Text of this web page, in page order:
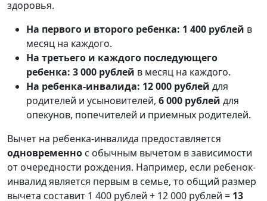
здоровья.
На первого и второго ребенка: 1 400 рублей в
месяц на каждого.
На третьего и каждого последующего
ребенка: 3 000 рублей в месяц на каждого.
На ребенка-инвалида: 12 000 рублей для
родителей и усыновителей, 6 000 рублей для
опекунов, попечителей и приемных родителей.
Вычет на ребенка-инвалида предоставляется
одновременно с обычным вычетом в зависимости
от очередности рождения. Например, если ребенок-
инвалид является первым в семье, то общий размер
вычета составит 1 400 рублей + 12 000 рублей = 13